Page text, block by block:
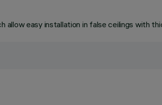
allow easy installation in false ceilings with